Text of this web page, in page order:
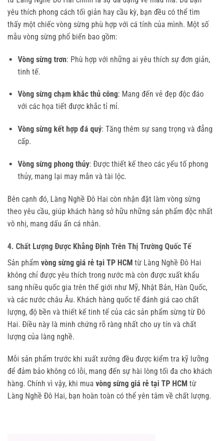
yêu thích phong cách tối giản hay cầu kỳ, bạn đều có thể tìm
thấy một chiếc vòng sừng phù hợp với cá tính của mình. Một số
mẫu vòng sừng phổ biến bao gồm:
Vòng sừng trơn: Phù hợp với những ai yêu thích sự đơn giản,
tinh tế.
Vòng sừng chạm khắc thủ công: Mang đến vẻ đẹp độc đáo
với các họa tiết được khắc tỉ mỉ.
Vòng sừng kết hợp đá quý: Tăng thêm sự sang trọng và đẳng
cấp.
Vòng sừng phong thủy: Được thiết kế theo các yếu tố phong
thủy, mang lại may mắn và tài lộc.
Bên cạnh đó, Làng Nghề Đô Hai còn nhận đặt làm vòng sừng
theo yêu cầu, giúp khách hàng sở hữu những sản phẩm độc nhất
vô nhị, mang dấu ấn cá nhân.
4. Chất Lượng Được Khẳng Định Trên Thị Trường Quốc Tế
Sản phẩm vòng sừng giá rẻ tại TP HCM từ Làng Nghề Đô Hai
không chỉ được yêu thích trong nước mà còn được xuất khẩu
sang nhiều quốc gia trên thế giới như Mỹ, Nhật Bản, Hàn Quốc,
và các nước châu Âu. Khách hàng quốc tế đánh giá cao chất
lượng, độ bền và thiết kế tinh tế của các sản phẩm sừng từ Đô
Hai. Điều này là minh chứng rõ ràng nhất cho uy tín và chất
lượng của làng nghề.
Mỗi sản phẩm trước khi xuất xưởng đều được kiểm tra kỹ lưỡng
để đảm bảo không có lỗi, mang đến sự hài lòng tối đa cho khách
hàng. Chính vì vậy, khi mua vòng sừng giá rẻ tại TP HCM từ
Làng Nghề Đô Hai, bạn hoàn toàn có thể yên tâm về chất lượng.